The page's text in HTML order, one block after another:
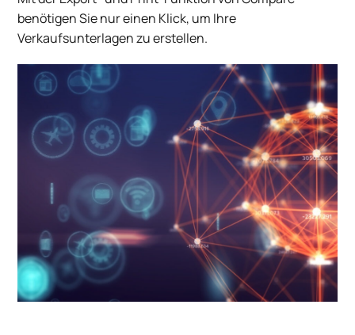
benötigen Sie nur einen Klick, um Ihre
Verkaufsunterlagen zu erstellen.